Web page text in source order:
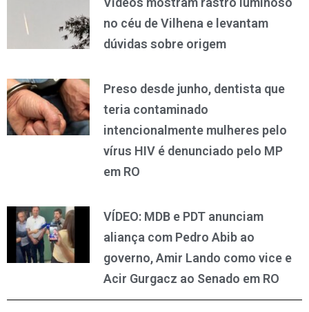
no céu de Vilhena e levantam
dúvidas sobre origem
Preso desde junho, dentista que
teria contaminado
intencionalmente mulheres pelo
vírus HIV é denunciado pelo MP
em RO
VÍDEO: MDB e PDT anunciam
aliança com Pedro Abib ao
governo, Amir Lando como vice e
Acir Gurgacz ao Senado em RO